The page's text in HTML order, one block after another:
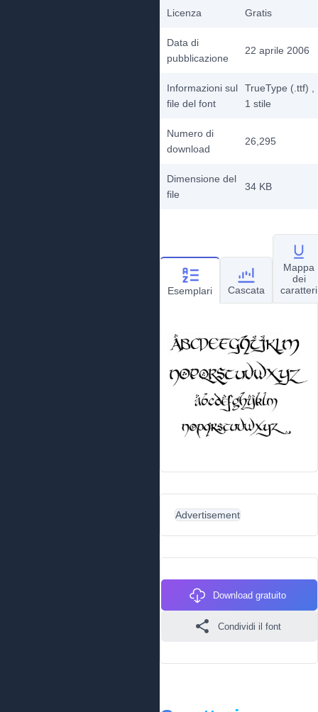
Licenza
Gratis
Data di
pubblicazione
22 aprile 2006
Informazioni sul
file del font
TrueType (.ttf)
1 stile
Numero di
download
26,295
Dimensione del
file
34 KB
Esemplari Cascata
Mappa
dei
caratteri
Advertisement
Download gratuito
Condividi il font